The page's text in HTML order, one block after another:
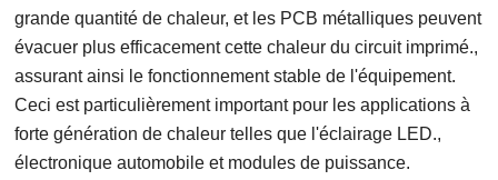
grande quantité de chaleur, et les PCB métalliques peuvent
évacuer plus efficacement cette chaleur du circuit imprimé.,
assurant ainsi le fonctionnement stable de l'équipement.
Ceci est particulièrement important pour les applications à
forte génération de chaleur telles que l'éclairage LED.,
électronique automobile et modules de puissance.